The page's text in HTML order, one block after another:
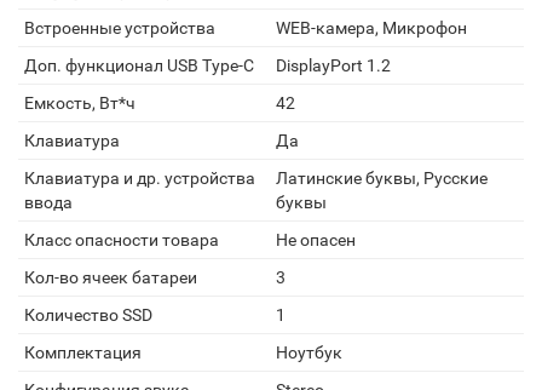
Встроенные устройства
WEB-камера, Микрофон
Доп. функционал USB Type-C
DisplayPort 1.2
Емкость, Вт*ч
42
Клавиатура
Да
Клавиатура и др. устройства
ввода
Латинские буквы, Русские
буквы
Класс опасности товара
Не опасен
Кол-во ячеек батареи
3
Количество SSD
1
Комплектация
Ноутбук